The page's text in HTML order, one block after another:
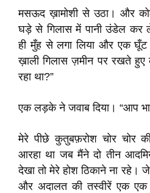
मसऊद ख़ामोशी से उठा। और
घड़े से गिलास में पानी उंडेल
ही मुँह से लगा लिया और एक घूँट
ख़ाली गिलास ज़मीन पर रखते हुए
रहा था?”
एक लड़के ने जवाब दिया। “आप
मेरे पीछे कुतुबफ़रोश चोर चोर
आरहा था जब मैंने दो तीन
देखा तो मेरे होश ठिकाने ना
और अदालत की तस्वीरें एक